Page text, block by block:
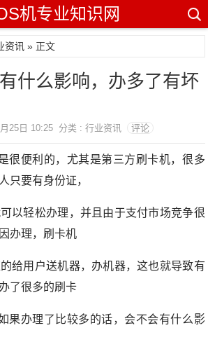
机专业知识网
资讯 » 正文
什么影响，办多了有坏
25日 10:25 分类 : 行业资讯 评论
很便利的，尤其是第三方刷卡机，很多
只要有身份证，
以轻松办理，并且由于支付市场竞争很
办理，刷卡机
给用户送机器，办机器，这也就导致有
了很多的刷卡
果办理了比较多的话，会不会有什么影